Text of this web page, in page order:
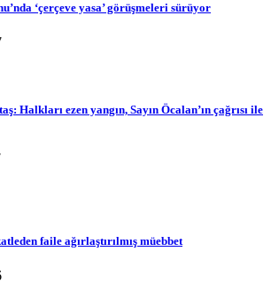
‘çerçeve yasa’ görüşmeleri sürüyor
Halkları ezen yangın, Sayın Öcalan’ın çağrısı ile
faile ağırlaştırılmış müebbet